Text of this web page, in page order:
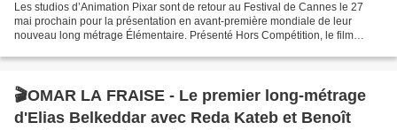
Les studios d’Animation Pixar sont de retour au Festival de Cannes le 27
mai prochain pour la présentation en avant-première mondiale de leur
nouveau long métrage Élémentaire. Présenté Hors Compétition, le film
🎬OMAR LA FRAISE - Le premier long-métrage
d'Elias Belkeddar avec Reda Kateb et Benoît